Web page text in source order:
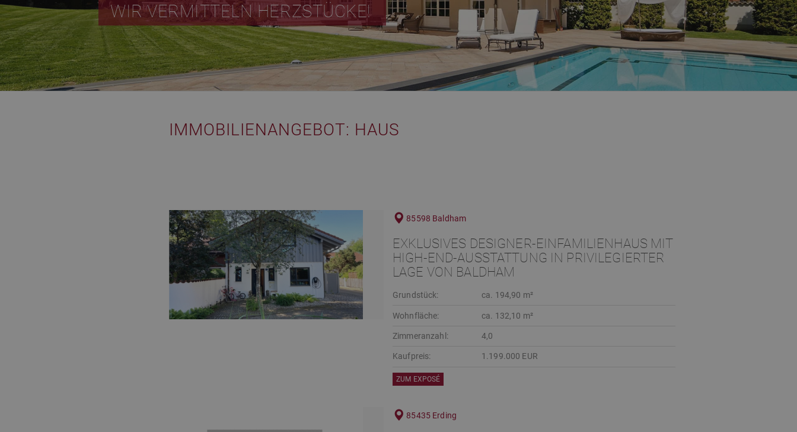
WIR VERMITTELN HERZSTÜCKE!
IMMOBILIEN­ANGEBOT: HAUS
85598 Baldham
EXKLUSIVES DESIGNER-EINFAMILIENHAUS MIT
HIGH-END-AUSSTATTUNG IN PRIVILEGIERTER
LAGE VON BALDHAM
Grundstück: ca. 194,90 m²
Wohnfläche: ca. 132,10 m²
Zimmeranzahl: 4,0
Kaufpreis: 1.199.000 EUR
ZUM EXPOSÉ
85435 Erding